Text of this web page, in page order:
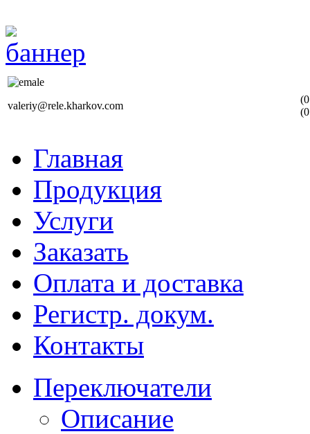
valeriy@rele.kharkov.com
Главная
Продукция
Услуги
Заказать
Оплата и доставка
Регистр. докум.
Контакты
Переключатели
Описание